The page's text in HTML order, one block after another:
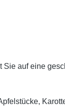
Sie auf eine